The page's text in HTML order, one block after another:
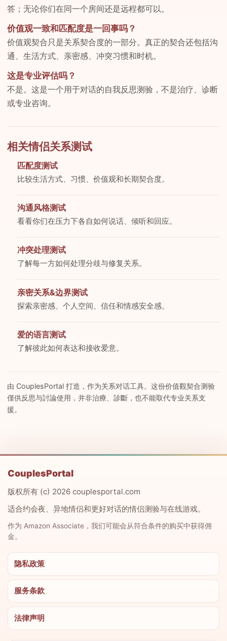
答；无论你们在同一个房间还是远程都可以。
价值观一致和匹配度是一回事吗？
价值观契合只是关系契合度的一部分。真正的契合还包括沟
通、生活方式、亲密感、冲突习惯和时机。
这是专业评估吗？
不是。这是一个用于对话的自我反思测验，不是治疗、诊断
或专业咨询。
相关情侣关系测试
匹配度测试
比较生活方式、习惯、价值观和长期契合度。
沟通风格测试
看看你们在压力下各自如何说话、倾听和回应。
冲突处理测试
了解每一方如何处理分歧与修复关系。
亲密关系&边界测试
探索亲密感、个人空间、信任和情感安全感。
爱的语言测试
了解彼此如何表达和接收爱意。
由 CouplesPortal 打造，作为关系对话工具。这份价值觀契合测验
僅供反思与討論使用，并非治療、診斷，也不能取代专业关系支
援。
CouplesPortal
版权所有 (c) 2026 couplesportal.com
适合约会夜、异地情侣和更好对话的情侣测验与在线游戏。
作为 Amazon Associate，我们可能会从符合条件的购买中获得佣
金。
隐私政策
服务条款
法律声明